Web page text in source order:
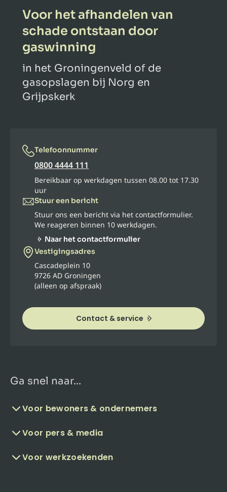
Voor het afhandelen van
schade ontstaan door
gaswinning
in het Groningenveld of de
gasopslagen bij Norg en
Grijpskerk
Telefoonnummer
0800 4444 111
Bereikbaar op werkdagen tussen 08.00 tot 17.30
uur
Stuur een bericht
Stuur ons een bericht via het contactformulier.
We reageren binnen 10 werkdagen.
Naar het contactformulier
Vestigingsadres
Cascadeplein 10
9726 AD Groningen
(alleen op afspraak)
Contact & service
Ga snel naar...
Voor bewoners & ondernemers
Voor pers & media
Voor werkzoekenden